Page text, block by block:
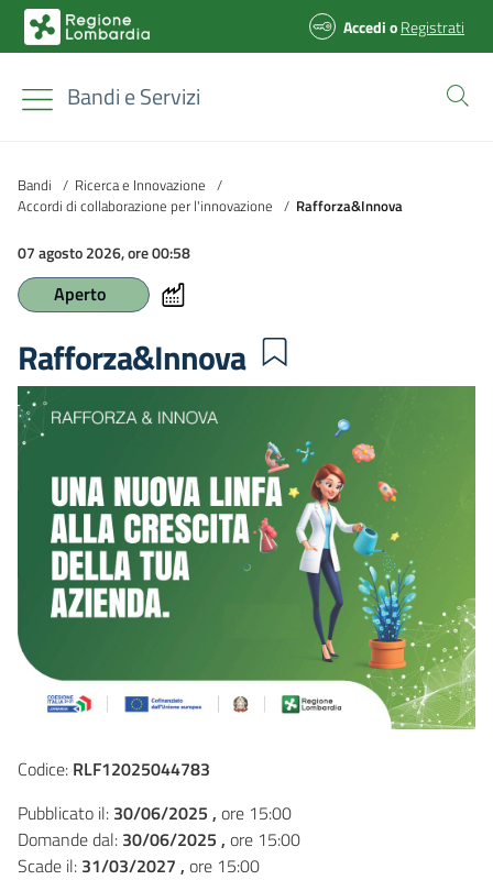
AccedioRegistrati
Bandi e Servizi
Bandi / Ricerca e Innovazione /
Accordi di collaborazione per l'innovazione / Rafforza&Innova
07 agosto 2026, ore 00:58
Aperto
Rafforza&Innova
Codice: RLF12025044783
Pubblicato il: 30/06/2025 , ore 15:00
Domande dal: 30/06/2025 , ore 15:00
Scade il: 31/03/2027 , ore 15:00